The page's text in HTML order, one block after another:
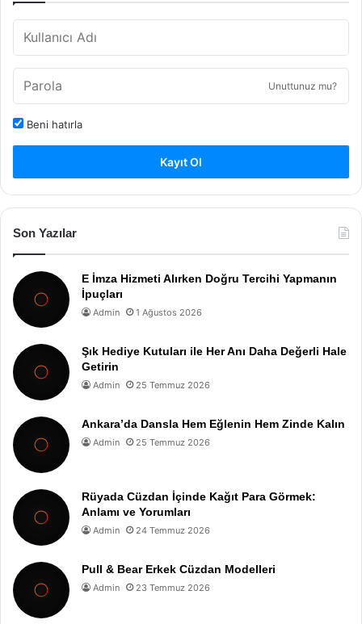
Unuttunuz mu?
Beni hatırla
Kayıt Ol
Son Yazılar
E İmza Hizmeti Alırken Doğru Tercihi Yapmanın
İpuçları
Admin 1 Ağustos 2026
Şık Hediye Kutuları ile Her Anı Daha Değerli Hale
Getirin
Admin 25 Temmuz 2026
Ankara’da Dansla Hem Eğlenin Hem Zinde Kalın
Admin 25 Temmuz 2026
Rüyada Cüzdan İçinde Kağıt Para Görmek:
Anlamı ve Yorumları
Admin 24 Temmuz 2026
Pull & Bear Erkek Cüzdan Modelleri
Admin 23 Temmuz 2026